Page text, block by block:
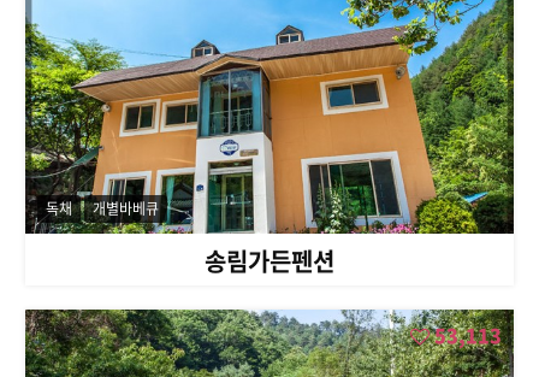
송림가든펜션
독채 개별바베큐
53,113